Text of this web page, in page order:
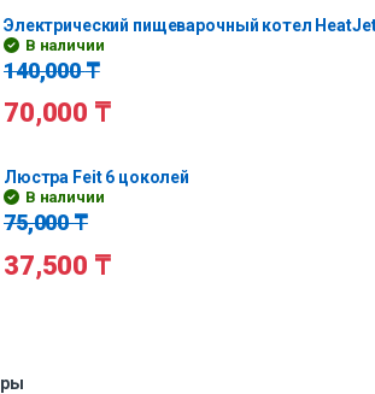
Электрический пищеварочный котел
В наличии
140,000₸
70,000 ₸
Люстра Feit 6 цоколей
В наличии
75,000₸
37,500 ₸